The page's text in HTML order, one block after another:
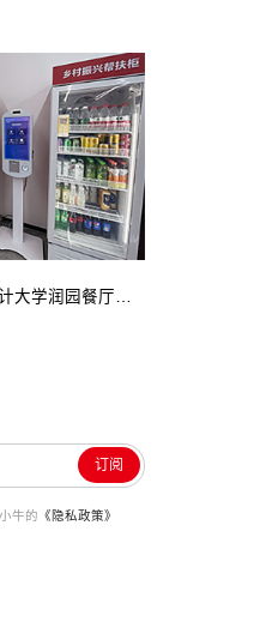
按克计价、杜绝浪费，南京审计大学润园餐厅智慧自助餐
订阅
牛的 《隐私政策》